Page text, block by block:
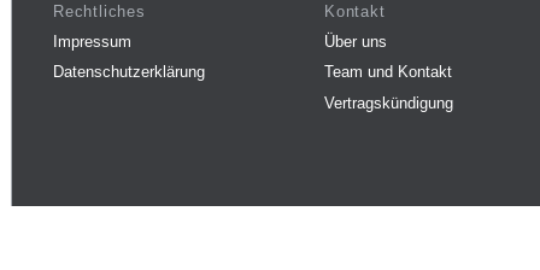
Rechtliches
Impressum
Datenschutzerklärung
Kontakt
Über uns
Team und Kontakt
Vertragskündigung